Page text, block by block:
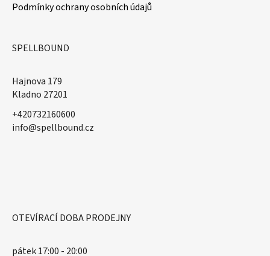
Podmínky ochrany osobních údajů
SPELLBOUND
Hajnova 179
Kladno 27201
+420732160600
​info@spellbound.cz
OTEVÍRACÍ DOBA PRODEJNY
pátek 17:00 - 20:00